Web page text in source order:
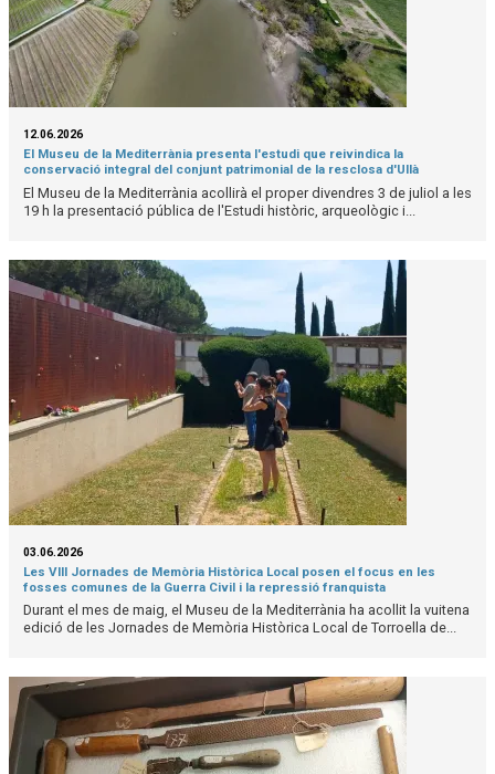
12.06.2026
El Museu de la Mediterrània presenta l'estudi que reivindica la
conservació integral del conjunt patrimonial de la resclosa d'Ullà
El Museu de la Mediterrània acollirà el proper divendres 3 de juliol a les
19 h la presentació pública de l'Estudi històric, arqueològic i...
03.06.2026
Les VIII Jornades de Memòria Històrica Local posen el focus en les
fosses comunes de la Guerra Civil i la repressió franquista
Durant el mes de maig, el Museu de la Mediterrània ha acollit la vuitena
edició de les Jornades de Memòria Històrica Local de Torroella de...